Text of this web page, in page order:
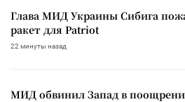
Глава МИД Украины Сибига
ракет для Patriot
22 минуты назад
МИД обвинил Запад в